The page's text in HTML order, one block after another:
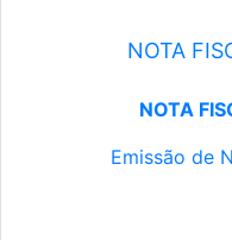
NOTA
NOTA
Emissão de